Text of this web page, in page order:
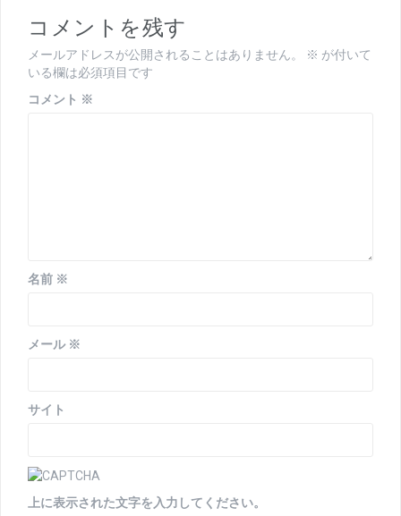
ゲ
ー
シ
ョ
コメントを残す
メールアドレスが公開されることはありません。 ※ が付いて
いる欄は必須項目です
コメント ※
名前 ※
メール ※
サイト
上に表示された文字を入力してください。